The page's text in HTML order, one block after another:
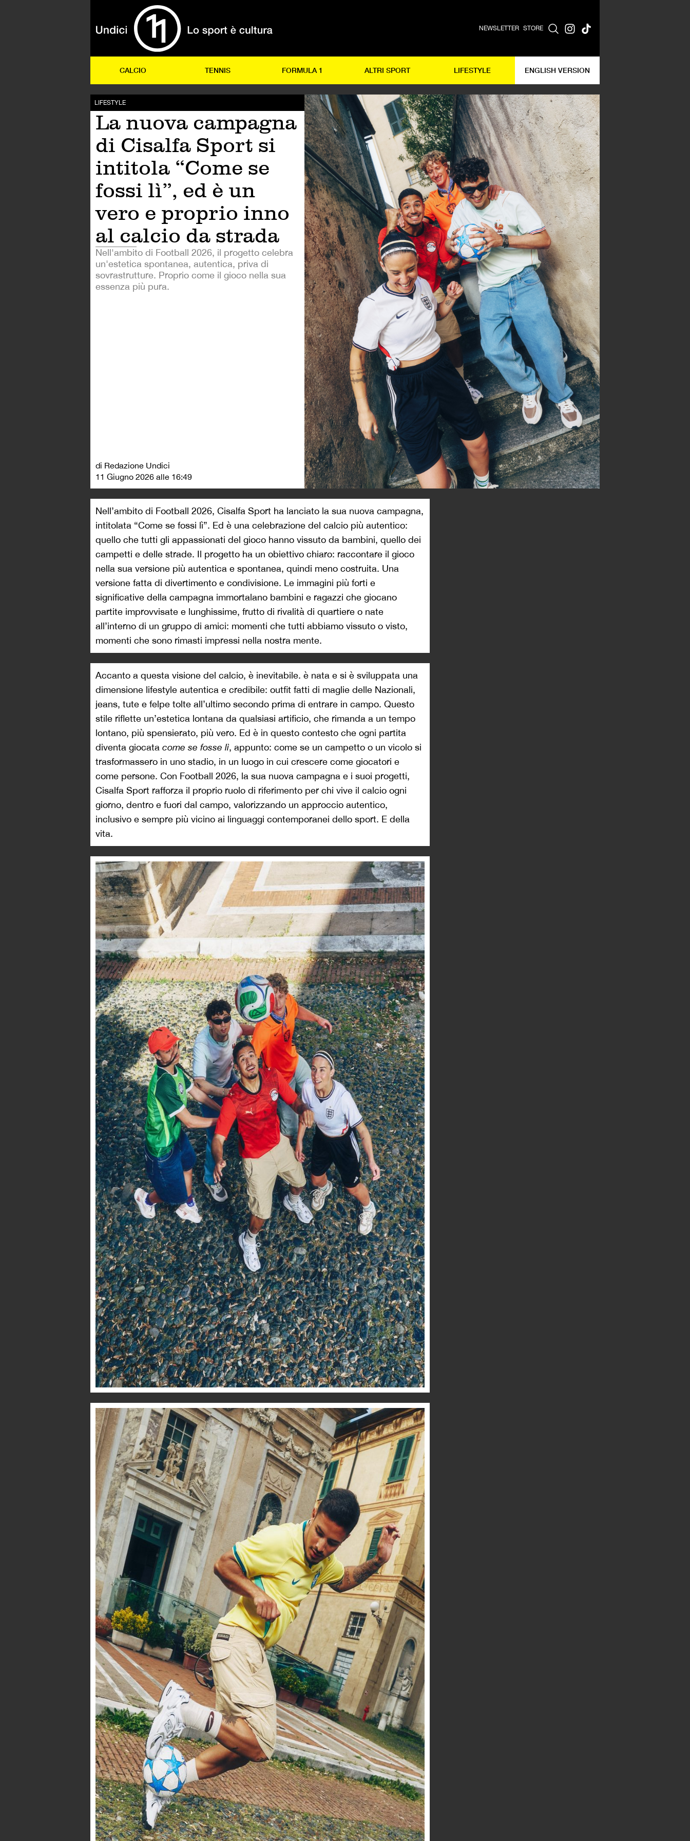
NEWSLETTER STORE
CALCIO TENNIS FORMULA 1 ALTRI SPORT LIFESTYLE ENGLISH VERSION
LIFESTYLE
La nuova campagna
di Cisalfa Sport si
intitola “Come se
fossi lì”, ed è un
vero e proprio inno
al calcio da strada
Nell'ambito di Football 2026, il progetto celebra
un'estetica spontanea, autentica, priva di
sovrastrutture. Proprio come il gioco nella sua
essenza più pura.
di Redazione Undici
11 Giugno 2026 alle 16:49
Nell’ambito di Football 2026, Cisalfa Sport ha lanciato la sua nuova campagna,
intitolata “Come se fossi lì”. Ed è una celebrazione del calcio più autentico:
quello che tutti gli appassionati del gioco hanno vissuto da bambini, quello dei
campetti e delle strade. Il progetto ha un obiettivo chiaro: raccontare il gioco
nella sua versione più autentica e spontanea, quindi meno costruita. Una
versione fatta di divertimento e condivisione. Le immagini più forti e
significative della campagna immortalano bambini e ragazzi che giocano
partite improvvisate e lunghissime, frutto di rivalità di quartiere o nate
all’interno di un gruppo di amici: momenti che tutti abbiamo vissuto o visto,
momenti che sono rimasti impressi nella nostra mente.
Accanto a questa visione del calcio, è inevitabile. è nata e si è sviluppata una
dimensione lifestyle autentica e credibile: outfit fatti di maglie delle Nazionali,
jeans, tute e felpe tolte all’ultimo secondo prima di entrare in campo. Questo
stile riflette un’estetica lontana da qualsiasi artificio, che rimanda a un tempo
lontano, più spensierato, più vero. Ed è in questo contesto che ogni partita
diventa giocata come se fosse lì, appunto: come se un campetto o un vicolo si
trasformassero in uno stadio, in un luogo in cui crescere come giocatori e
come persone. Con Football 2026, la sua nuova campagna e i suoi progetti,
Cisalfa Sport rafforza il proprio ruolo di riferimento per chi vive il calcio ogni
giorno, dentro e fuori dal campo, valorizzando un approccio autentico,
inclusivo e sempre più vicino ai linguaggi contemporanei dello sport. E della
vita.